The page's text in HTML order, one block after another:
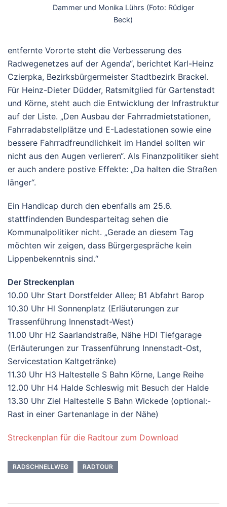
Dammer und Monika Lührs (Foto: Rüdiger
Beck)
entfernte Vororte steht die Verbesserung des
Radwegenetzes auf der Agenda“, berichtet Karl-Heinz
Czierpka, Bezirksbürgermeister Stadtbezirk Brackel.
Für Heinz-Dieter Düdder, Ratsmitglied für Gartenstadt
und Körne, steht auch die Entwicklung der Infrastruktur
auf der Liste. „Den Ausbau der Fahrradmietstationen,
Fahrradabstellplätze und E-Ladestationen sowie eine
bessere Fahrradfreundlichkeit im Handel sollten wir
nicht aus den Augen verlieren“. Als Finanzpolitiker sieht
er auch andere postive Effekte: „Da halten die Straßen
länger“.
Ein Handicap durch den ebenfalls am 25.6.
stattfindenden Bundesparteitag sehen die
Kommunalpolitiker nicht. „Gerade an diesem Tag
möchten wir zeigen, dass Bürgergespräche kein
Lippenbekenntnis sind.“
Der Streckenplan
10.00 Uhr Start Dorstfelder Allee; B1 Abfahrt Barop
10.30 Uhr Hl Sonnenplatz (Erläuterungen zur
Trassenführung Innenstadt-West)
11.00 Uhr H2 Saarlandstraße, Nähe HDI Tiefgarage
(Erläuterungen zur Trassenführung Innenstadt-Ost,
Servicestation Kaltgetränke)
11.30 Uhr H3 Haltestelle S Bahn Körne, Lange Reihe
12.00 Uhr H4 Halde Schleswig mit Besuch der Halde
13.30 Uhr Ziel Haltestelle S Bahn Wickede (optional:-
Rast in einer Gartenanlage in der Nähe)
Streckenplan für die Radtour zum Download
RADSCHNELLWEG RADTOUR